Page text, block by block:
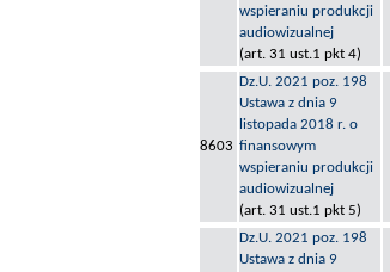
wspieraniu produkcji
audiowizualnej
(art. 31 ust.1 pkt 4)
8603
Dz.U. 2021 poz. 198
Ustawa z dnia 9
listopada 2018 r. o
finansowym
wspieraniu produkcji
audiowizualnej
(art. 31 ust.1 pkt 5)
Dz.U. 2021 poz. 198
Ustawa z dnia 9